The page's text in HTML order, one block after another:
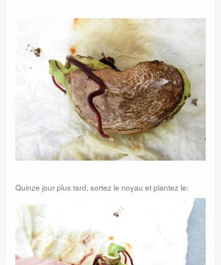
Quinze jour plus tard, sortez le noyau et plantez le: